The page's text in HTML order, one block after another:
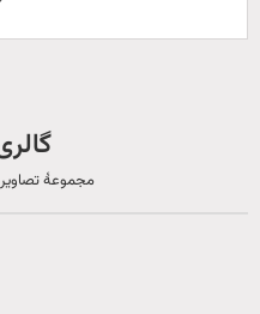
گالری
مجموعۀ تصاویر